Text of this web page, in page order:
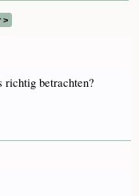
>
richtig betrachten?